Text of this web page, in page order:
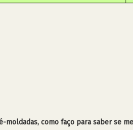
moldadas, como faço para saber se